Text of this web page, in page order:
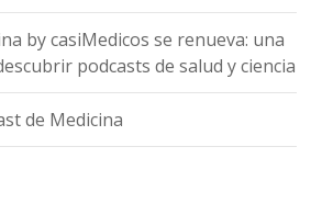
by casiMedicos se renueva: una
podcasts de salud y ciencia
de Medicina